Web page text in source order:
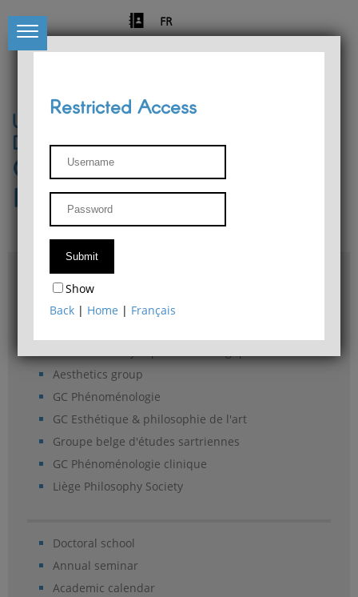
FR
University of Liège
Départment of Philosophy
Center for Phenomenological
Research
Access & maps
Philosophy Department Library
Aesthetics group
GC Phénoménologie
GC Esthétique & philosophie de l'art
Groupe belge d'études sartriennes
GC Phénoménologie clinique
Liège Philosophy Society
Doctoral school
Annual seminar
Academic calendar
Restricted Access
Show
Back | Home | Français